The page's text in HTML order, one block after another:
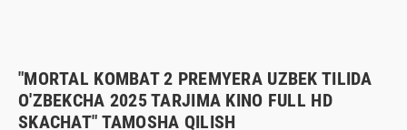
"MORTAL KOMBAT 2 PREMYERA UZBEK TILIDA
O'ZBEKCHA 2025 TARJIMA KINO FULL HD
SKACHAT" TAMOSHA QILISH